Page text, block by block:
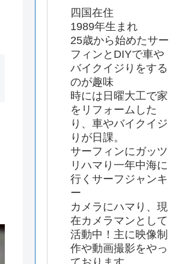
四国在住
1989年生まれ
25歳から始めたサー
フィンとDIYで車や
バイクイジりをする
のが趣味
時には日曜大工で家
をリフォームした
り、車やバイクイジ
りが日課。
サーフィンにガッツ
リハマり一年中海に
行くサーフジャンキ
ー
カメラにハマり、現
在カメラマンとして
活動中！主に映像制
作や動画撮影をやっ